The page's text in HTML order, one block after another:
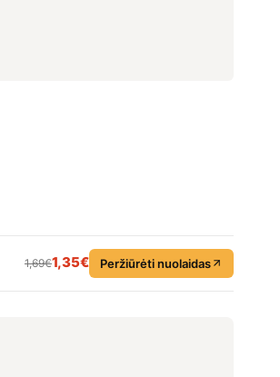
1,69€1,35€ Peržiūrėti nuolaidas